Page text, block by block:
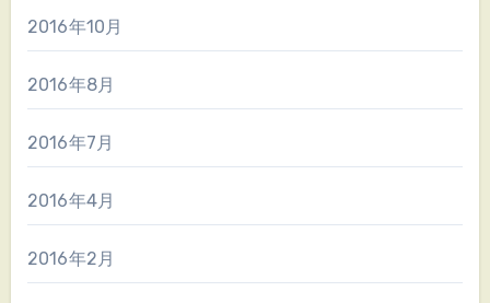
2016年10月
2016年8月
2016年7月
2016年4月
2016年2月